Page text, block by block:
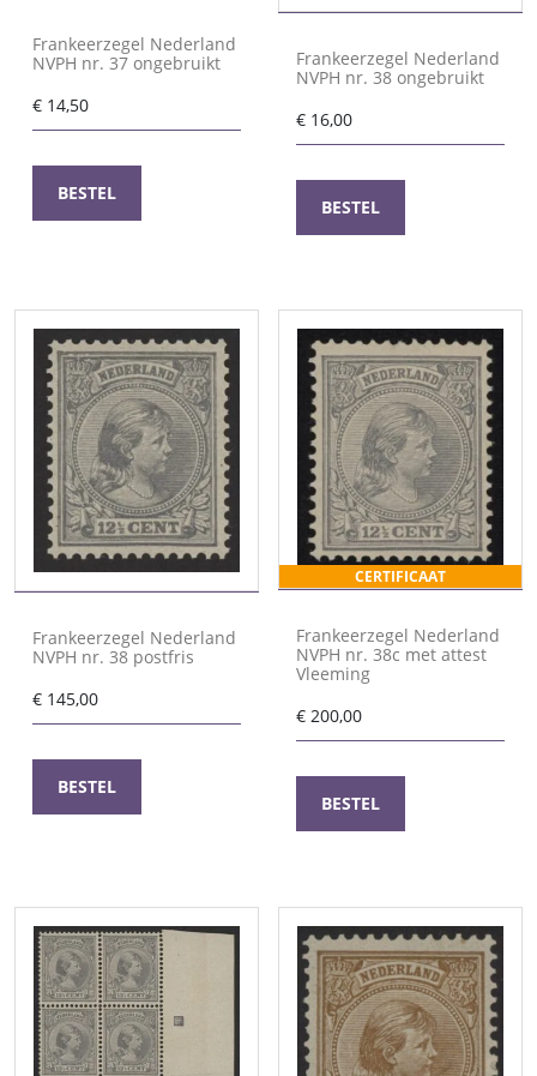
Frankeerzegel Nederland
NVPH nr. 37 ongebruikt
€ 14,50
BESTEL
Frankeerzegel Nederland
NVPH nr. 38 ongebruikt
€ 16,00
BESTEL
Frankeerzegel Nederland
NVPH nr. 38 postfris
€ 145,00
BESTEL
CERTIFICAAT
Frankeerzegel Nederland
NVPH nr. 38c met attest
Vleeming
€ 200,00
BESTEL